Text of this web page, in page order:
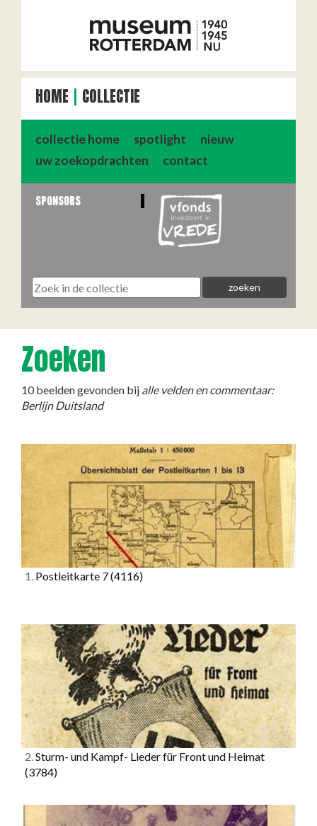
HOME COLLECTIE
collectie home spotlight
nieuw
uw zoekopdrachten
contact
SPONSORS
Zoeken
10 beelden gevonden bij alle velden en commentaar:
Berlijn Duitsland
1. Postleitkarte 7(4116)
2.Sturm- und Kampf- Lieder für Front und Heimat
(3784)